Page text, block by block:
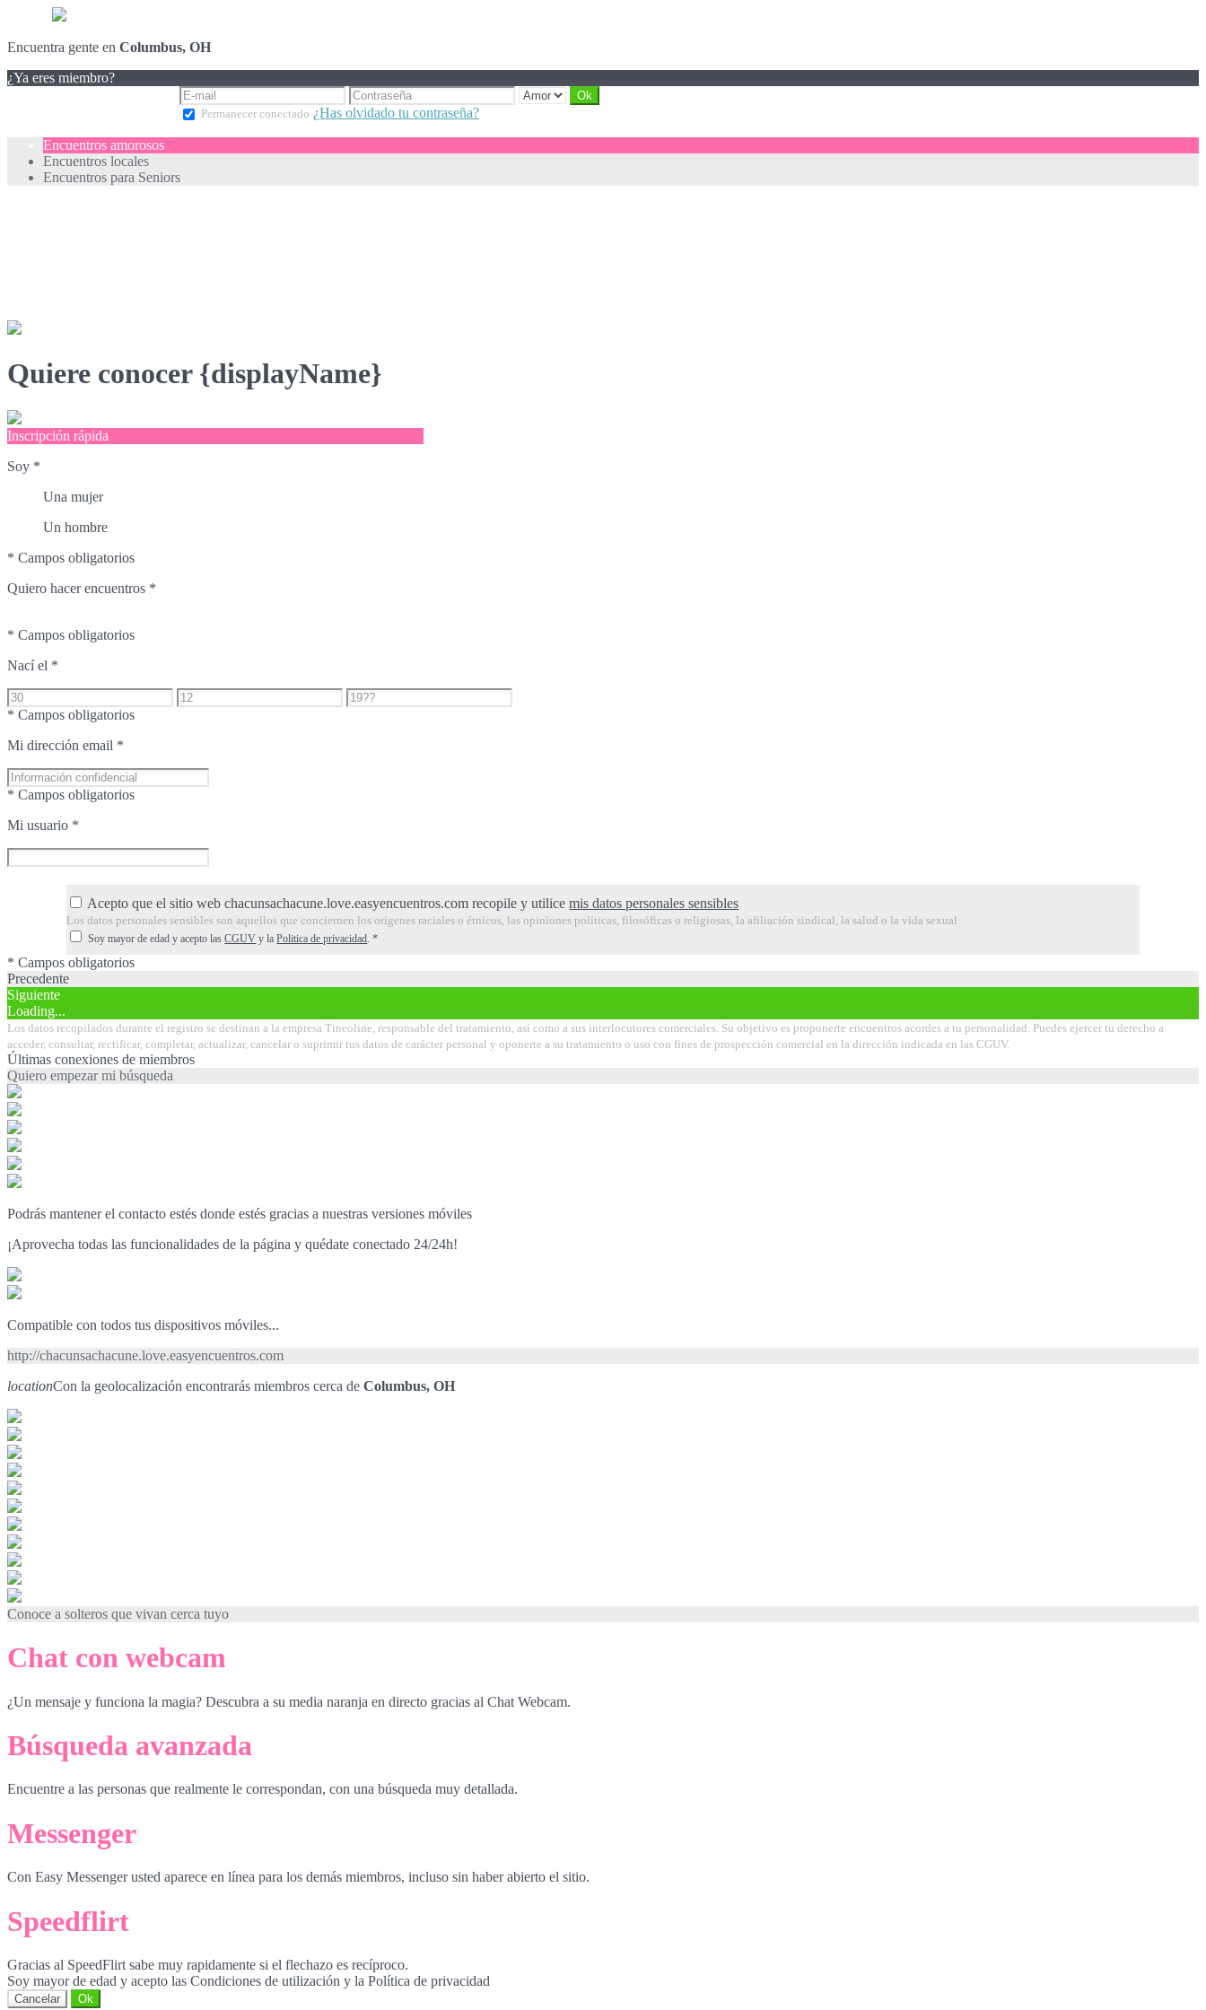
Encuentra gente en Columbus, OH
¿Ya eres miembro?
Permanecer conectado ¿Has olvidado tu contraseña?
Encuentros amorosos
Encuentros locales
Encuentros para Seniors
Quiere conocer {displayName}
Inscripción rápida
Soy *
Una mujer
Un hombre
* Campos obligatorios
Quiero hacer encuentros *
* Campos obligatorios
Nací el *
* Campos obligatorios
Mi dirección email *
* Campos obligatorios
Mi usuario *
Acepto que el sitio web chacunsachacune.love.easyencuentros.com recopile y utilicemis datos personales sensibles
Los datos personales sensibles son aquellos que conciernen los orígenes raciales o étnicos, las opiniones políticas, filosóficas o religiosas, la afiliación sindical, la salud o la vida sexual
Soy mayor de edad y acepto lasCGUV y laPolitica de privacidad .*
* Campos obligatorios
Precedente
Siguiente
Loading...
Los datos recopilados durante el registro se destinan a la empresa Tineoline, responsable del tratamiento, así como a sus interlocutores comerciales. Su objetivo es proponerte encuentros acordes a tu personalidad. Puedes ejercer tu derecho a
acceder, consultar, rectificar, completar, actualizar, cancelar o suprimir tus datos de carácter personal y oponerte a su tratamiento o uso con fines de prospección comercial en la dirección indicada en las CGUV.
Últimas conexiones de miembros
Quiero empezar mi búsqueda
Podrás mantener el contacto estés donde estés gracias a nuestras versiones móviles
¡Aprovecha todas las funcionalidades de la página y quédate conectado 24/24h!
Compatible con todos tus dispositivos móviles...
http://chacunsachacune.love.easyencuentros.com
locationCon la geolocalización encontrarás miembros cerca de Columbus, OH
Conoce a solteros que vivan cerca tuyo
Chat con webcam
¿Un mensaje y funciona la magia? Descubra a su media naranja en directo gracias al Chat Webcam.
Búsqueda avanzada
Encuentre a las personas que realmente le correspondan, con una búsqueda muy detallada.
Messenger
Con Easy Messenger usted aparece en línea para los demás miembros, incluso sin haber abierto el sitio.
Speedflirt
Gracias al SpeedFlirt sabe muy rapidamente si el flechazo es recíproco.
Soy mayor de edad y acepto las Condiciones de utilización y la Política de privacidad
Cancelar Ok